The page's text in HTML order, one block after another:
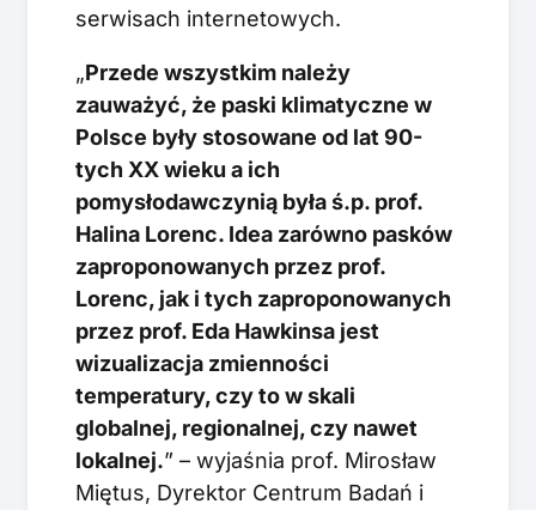
serwisach internetowych.
„Przede wszystkim należy
zauważyć, że paski klimatyczne w
Polsce były stosowane od lat 90-
tych XX wieku a ich
pomysłodawczynią była ś.p. prof.
Halina Lorenc. Idea zarówno pasków
zaproponowanych przez prof.
Lorenc, jak i tych zaproponowanych
przez prof. Eda Hawkinsa jest
wizualizacja zmienności
temperatury, czy to w skali
globalnej, regionalnej, czy nawet
lokalnej.” – wyjaśnia prof. Mirosław
Miętus, Dyrektor Centrum Badań i